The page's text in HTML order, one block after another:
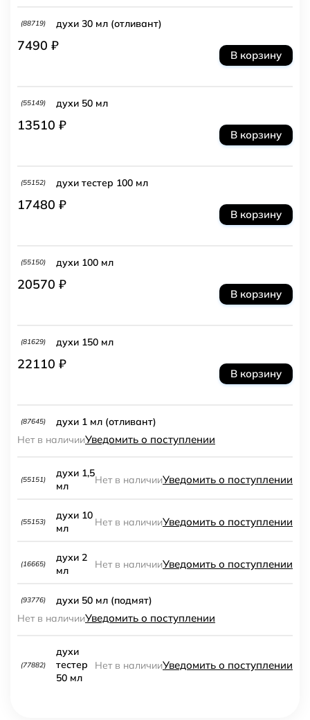
(88719) духи 30 мл (отливант)
7490 ₽
В корзину
(55149) духи 50 мл
13510 ₽
В корзину
(55152) духи тестер 100 мл
17480 ₽
В корзину
(55150) духи 100 мл
20570 ₽
В корзину
(81629) духи 150 мл
22110 ₽
В корзину
(87645)
духи 1 мл (отливант)
Нет в наличииУведомить о поступлении
(55151)
духи 1,5
мл
Нет в наличииУведомить о поступлении
(55153)
духи 10
мл
Нет в наличииУведомить о поступлении
(16665)
духи 2
мл
Нет в наличииУведомить о поступлении
(93776)
духи 50 мл (подмят)
Нет в наличииУведомить о поступлении
(77882)
духи
тестер
50 мл
Нет в наличииУведомить о поступлении